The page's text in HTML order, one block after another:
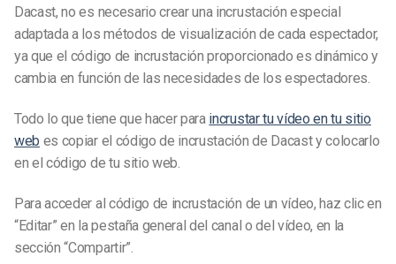
Dacast, no es necesario crear una incrustación especial
adaptada a los métodos de visualización de cada espectador,
ya que el código de incrustación proporcionado es dinámico y
cambia en función de las necesidades de los espectadores.
Todo lo que tiene que hacer para incrustar tu vídeo en tu sitio
web es copiar el código de incrustación de Dacast y colocarlo
en el código de tu sitio web.
Para acceder al código de incrustación de un vídeo, haz clic en
“Editar” en la pestaña general del canal o del vídeo, en la
sección “Compartir”.